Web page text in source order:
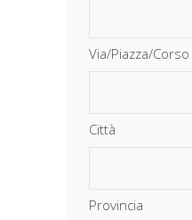
Via/Piazza/
Città
Provincia